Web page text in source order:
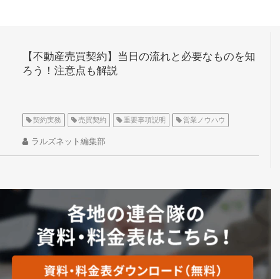
【不動産売買契約】当日の流れと必要なものを知
ろう！注意点も解説
契約実務 売買契約 重要事項説明 営業ノウハウ
ラルズネット編集部